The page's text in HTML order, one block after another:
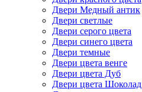
Двери Медный антик
Двери светлые
Двери серого цвета
Двери синего цвета
Двери темные
Двери цвета венге
Двери цвета Дуб
Двери цвета Шоколад